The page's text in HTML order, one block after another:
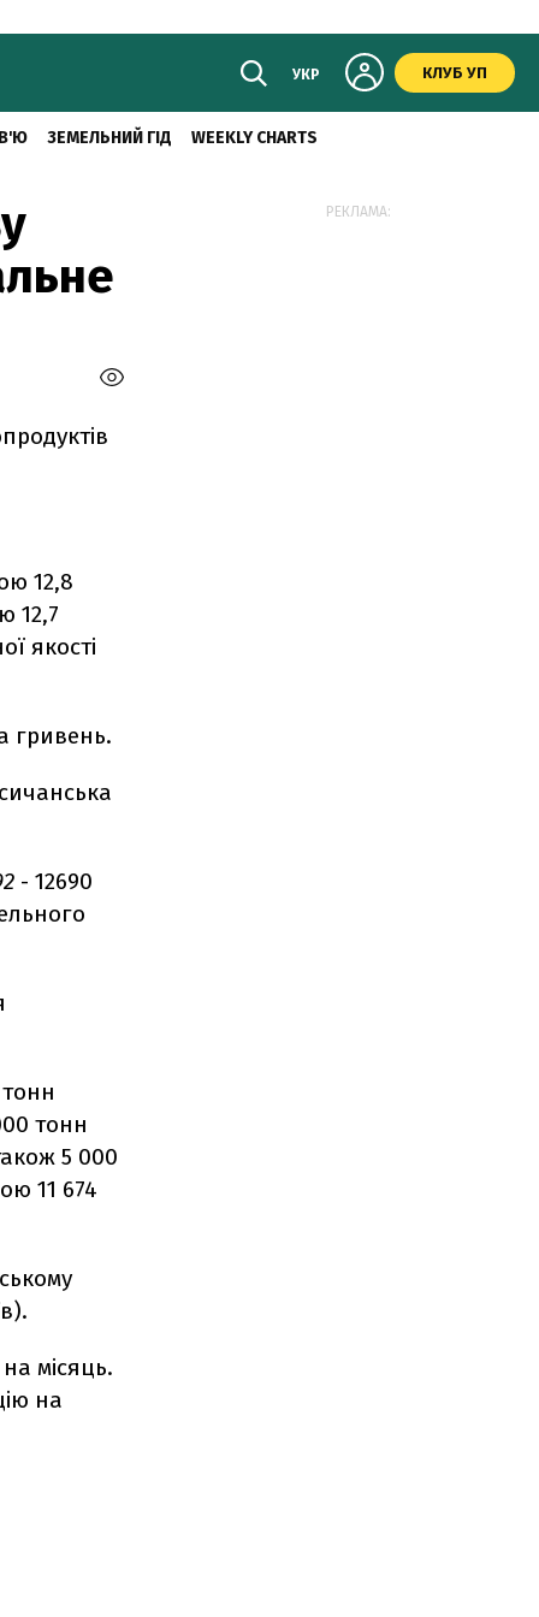
УКР КЛУБ УП
ЗЕМЕЛЬНИЙ ГІД WEEKLY CHARTS
12,8
12,7
якості
гривень.
- 12690
тонн
5 000
11 674
місяць.
на
РЕКЛАМА: